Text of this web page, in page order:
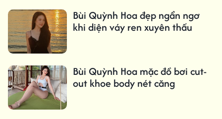
Bùi Quỳnh Hoa đẹp ngẩn ngơ
khi diện váy ren xuyên thấu
Bùi Quỳnh Hoa mặc đồ bơi cut-
out khoe body nét căng